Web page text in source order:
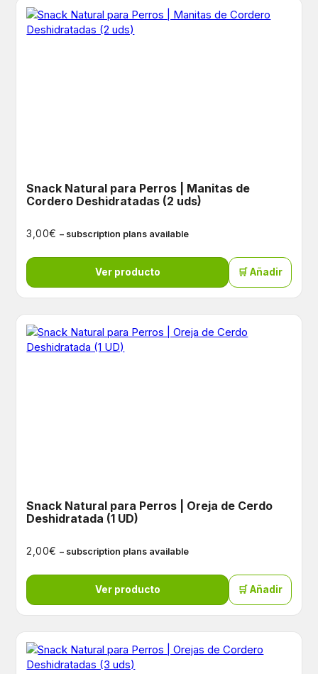
Snack Natural para Perros | Manitas de
Cordero Deshidratadas (2 uds)
3,00€ – subscription plans available
Ver producto 🛒 Añadir
Snack Natural para Perros | Oreja de Cerdo
Deshidratada (1 UD)
2,00€ – subscription plans available
Ver producto 🛒 Añadir